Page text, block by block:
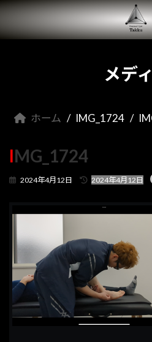
コ
テ
ナ
ゲ
メデ
ホーム IMG_1724
IMG_1724
2024年4月12日
最
:
2024年4月12日